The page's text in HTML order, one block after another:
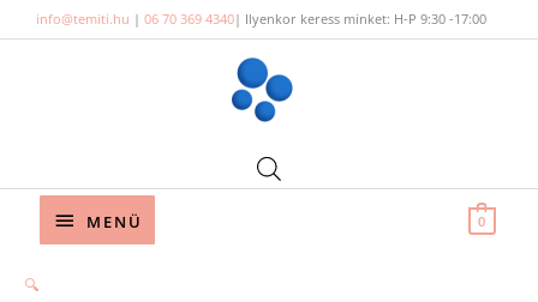
to
info@temiti.hu | 06 70 369 4340| Ilyenkor keress minket: H-P 9:30 -17:00
Below
MENÜ 0
🔍